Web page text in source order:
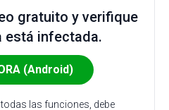
gratuito y verifique
está infectada.
(Android)
las funciones, debe